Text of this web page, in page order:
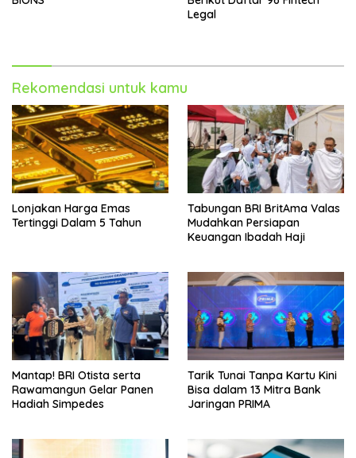
Legal
Rekomendasi untuk kamu
Lonjakan Harga Emas
Tertinggi Dalam 5 Tahun
Tabungan BRI BritAma Valas
Mudahkan Persiapan
Keuangan Ibadah Haji
Mantap! BRI Otista serta
Rawamangun Gelar Panen
Hadiah Simpedes
Tarik Tunai Tanpa Kartu Kini
Bisa dalam 13 Mitra Bank
Jaringan PRIMA